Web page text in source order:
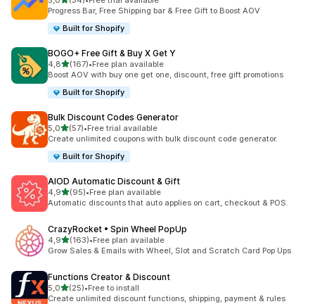
Łączna liczba recenzji: 34
Progress Bar, Free Shipping bar & Free Gift to Boost AOV
Built for Shopify
BOGO+ Free Gift & Buy X Get Y
4,8na 5 gwiazdek
(167)
Łączna liczba recenzji: 167
•Free plan available
Boost AOV with buy one get one, discount, free gift promotions
Built for Shopify
Bulk Discount Codes Generator
5,0na 5 gwiazdek
(57)
Łączna liczba recenzji: 57
•Free trial available
Create unlimited coupons with bulk discount code generator.
Built for Shopify
AIOD Automatic Discount & Gift
4,9na 5 gwiazdek
(95)
Łączna liczba recenzji: 95
•Free plan available
Automatic discounts that auto applies on cart, checkout & POS.
CrazyRocket • Spin Wheel PopUp
4,9na 5 gwiazdek
(163)
Łączna liczba recenzji: 163
•Free plan available
Grow Sales & Emails with Wheel, Slot and Scratch Card Pop Ups
Functions Creator & Discount
5,0na 5 gwiazdek
(25)
Łączna liczba recenzji: 25
•Free to install
Create unlimited discount functions, shipping, payment & rules